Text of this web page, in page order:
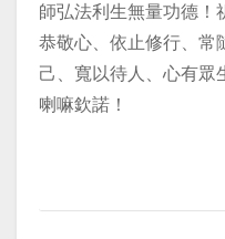
師弘法利生無量功德！
恭敬心、依止修行、常
己、寬以待人、心有眾
喇嘛欽諾！